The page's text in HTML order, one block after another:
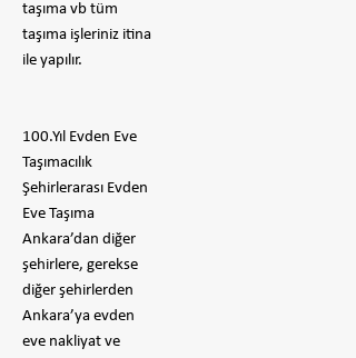
taşıma vb tüm
taşıma işleriniz itina
ile yapılır.
100.Yıl Evden Eve
Taşımacılık
Şehirlerarası Evden
Eve Taşıma
Ankara’dan diğer
şehirlere, gerekse
diğer şehirlerden
Ankara’ya evden
eve nakliyat ve